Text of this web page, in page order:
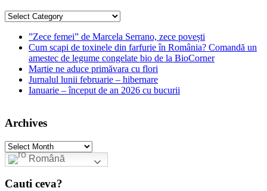
Categories
”Zece femei” de Marcela Serrano, zece povești
Cum scapi de toxinele din farfurie în România? Comandă un
amestec de legume congelate bio de la BioCorner
Martie ne aduce primăvara cu flori
Jurnalul lunii februarie – hibernare
Ianuarie – început de an 2026 cu bucurii
Archives
Archives
Română
Cauti ceva?